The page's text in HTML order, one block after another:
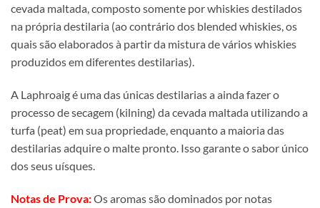
cevada maltada, composto somente por whiskies destilados
na própria destilaria (ao contrário dos blended whiskies, os
quais são elaborados à partir da mistura de vários whiskies
produzidos em diferentes destilarias).
A Laphroaig é uma das únicas destilarias a ainda fazer o
processo de secagem (kilning) da cevada maltada utilizando a
turfa (peat) em sua propriedade, enquanto a maioria das
destilarias adquire o malte pronto. Isso garante o sabor único
dos seus uísques.
Notas de Prova:Os aromas são dominados por notas